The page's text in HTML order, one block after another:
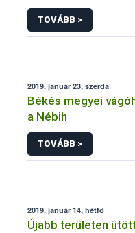
készítményt a hazai
TOVÁBB >
2019. január 23, szerda
Békés megyei
a Nébih
TOVÁBB >
2019. január 14, hétfő
Újabb területen